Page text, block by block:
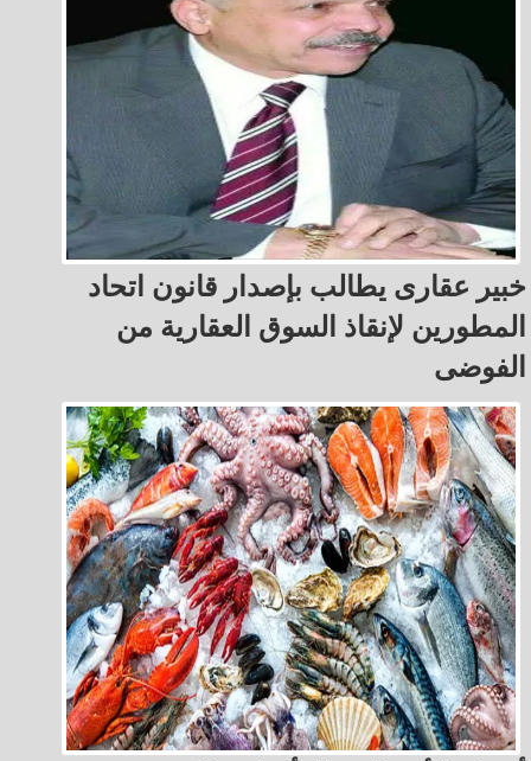
خبير عقارى يطالب بإصدار قانون اتحاد
المطورين لإنقاذ السوق العقارية من
الفوضى